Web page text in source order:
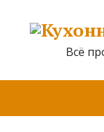
Всё